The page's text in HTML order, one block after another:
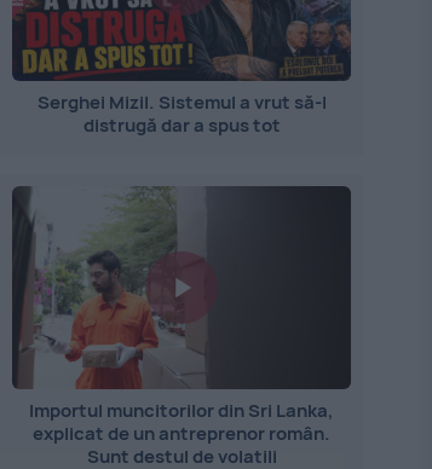
Serghei Mizil. Sistemul a vrut să-l
distrugă dar a spus tot
Importul muncitorilor din Sri Lanka,
explicat de un antreprenor român.
Sunt destul de volatili